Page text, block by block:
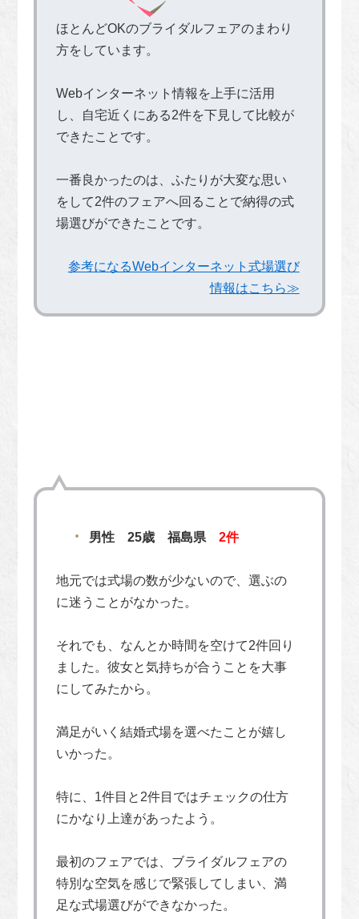
ほとんどOKのブライダルフェアのまわり
方をしています。
Webインターネット情報を上手に活用
し、自宅近くにある2件を下見して比較が
できたことです。
一番良かったのは、ふたりが大変な思い
をして2件のフェアへ回ることで納得の式
場選びができたことです。
参考になるWebインターネット式場選び
情報はこちら≫
男性 25歳 福島県2件
地元では式場の数が少ないので、選ぶの
に迷うことがなかった。
それでも、なんとか時間を空けて2件回り
ました。彼女と気持ちが合うことを大事
にしてみたから。
満足がいく結婚式場を選べたことが嬉し
いかった。
特に、1件目と2件目ではチェックの仕方
にかなり上達があったよう。
最初のフェアでは、ブライダルフェアの
特別な空気を感じで緊張してしまい、満
足な式場選びができなかった。